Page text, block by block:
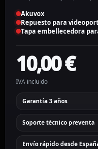
Akuvox
Repuesto para
Tapa embellecedora
10,00€
IVA incluido
Garantía 3 años
Soporte técnico preventa
Envío rápido desde